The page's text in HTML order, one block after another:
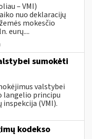
– VMI)
nuo deklaracijų
mokesčio
eurų....
sumokėti
valstybei
langelio principu
(VMI).
kodekso